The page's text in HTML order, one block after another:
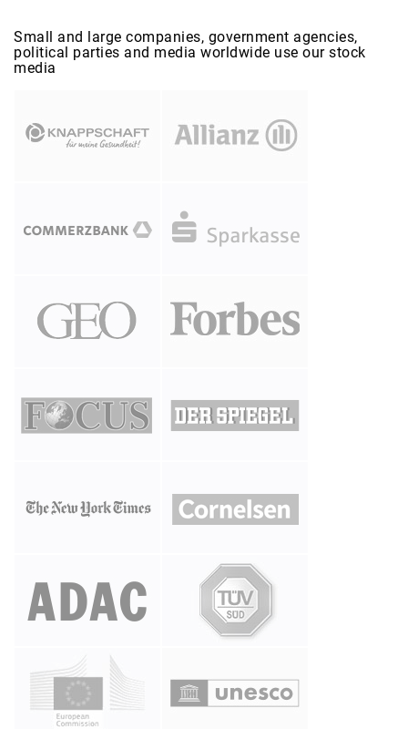
Small and large companies, government agencies,
political parties and media worldwide use our stock
media